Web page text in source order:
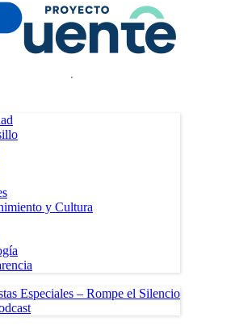
.
y Cultura
Especiales – Rompe el Silencio